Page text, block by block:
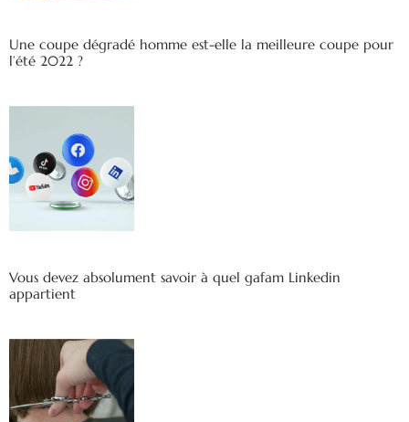
Une coupe dégradé homme est-elle la meilleure coupe pour
l’été 2022 ?
Vous devez absolument savoir à quel gafam Linkedin
appartient